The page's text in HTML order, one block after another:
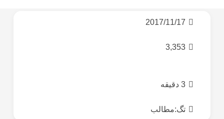
2017/11/17
3,353
3 دقیقه
تگ:مطالب